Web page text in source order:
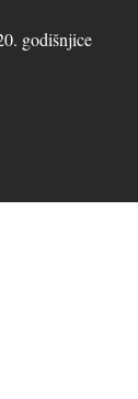
godišnjice